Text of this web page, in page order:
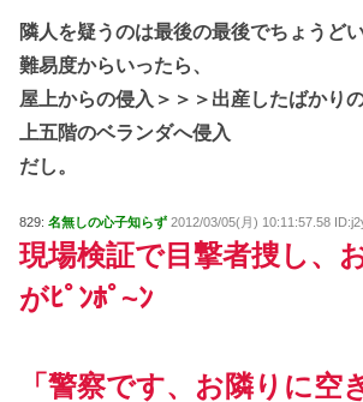
隣人を疑うのは最後の最後でちょうど
難易度からいったら、
屋上からの侵入＞＞＞出産したばかり
上五階のベランダへ侵入
だし。
829: 名無しの心子知らず 2012/03/05(月) 10:11:57.58
現場検証で目撃者捜し、
がﾋﾟﾝﾎﾟ~ﾝ
「警察です、お隣りに空